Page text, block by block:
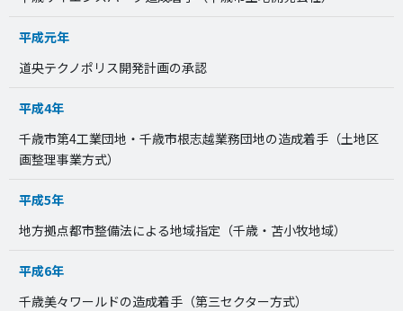
平成元年
道央テクノポリス開発計画の承認
平成4年
千歳市第4工業団地・千歳市根志越業務団地の造成着手（土地区
画整理事業方式）
平成5年
地方拠点都市整備法による地域指定（千歳・苫小牧地域）
平成6年
千歳美々ワールドの造成着手（第三セクター方式）